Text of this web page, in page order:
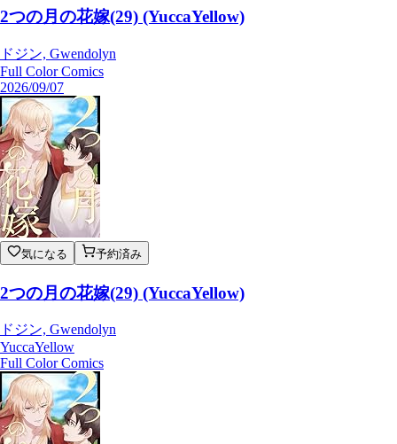
2つの月の花嫁(29) (YuccaYellow)
ドジン, Gwendolyn
Full Color Comics
2026/09/07
気になる 予約済み
2つの月の花嫁(29) (YuccaYellow)
ドジン, Gwendolyn
YuccaYellow
Full Color Comics